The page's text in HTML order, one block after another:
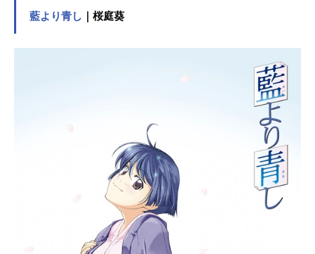
日々魔術の鍛錬を続けていた。そん
杯戦争"と呼ばれる魔術師同士の戦い
に巻き込まれ、サーヴァントの一
人、セイバーと契約する。聖杯戦
争、それは、手にした者の願いを叶
えるという聖杯を、七人の魔術師
（マスター）が与えられた、七騎士
の使い魔（サーヴァント）と共に、
奇跡を手に入れるために殺し合う争
奪戦。そして衛宮士郎は、十年前の
大災害が聖杯戦争によるものだと知
り、あの惨劇を繰り返さない為に、
戦いに身を投じる事になる。作品名F
ate/staynight放送形態TVアニメシリ
ーズFateシリーズスケジュール2006
藍より青し ｜桜庭葵